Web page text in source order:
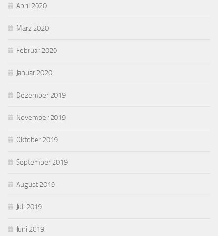
April 2020
März 2020
Februar 2020
Januar 2020
Dezember 2019
November 2019
Oktober 2019
September 2019
August 2019
Juli 2019
Juni 2019